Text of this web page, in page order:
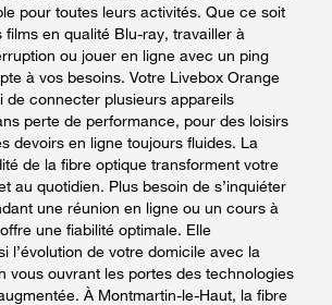
pour toutes leurs activités. Que ce soit
films en qualité Blu-ray, travailler à
ou jouer en ligne avec un ping
à vos besoins. Votre Livebox Orange
de connecter plusieurs appareils
perte de performance, pour des loisirs
devoirs en ligne toujours fluides. La
de la fibre optique transforment votre
au quotidien. Plus besoin de s’inquiéter
une réunion en ligne ou un cours à
une fiabilité optimale. Elle
l’évolution de votre domicile avec la
vous ouvrant les portes des technologies
À Montmartin-le-Haut, la fibre